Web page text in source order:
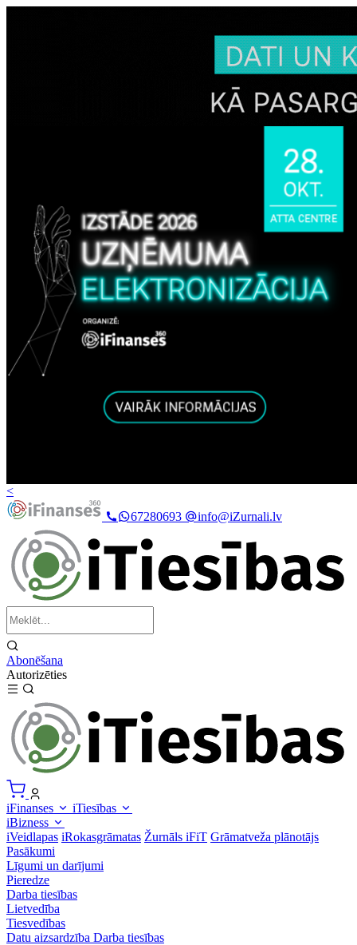
<
67280693
info@iZurnali.lv
Abonēšana
Autorizēties
iFinanses
iTiesības
iBizness
iVeidlapas iRokasgrāmatas Žurnāls iFiT Grāmatveža plānotājs
Pasākumi
Līgumi un darījumi
Pieredze
Darba tiesības
Lietvedība
Tiesvedības
Datu aizsardzība Darba tiesības